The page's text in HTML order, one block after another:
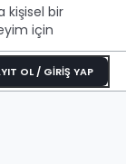
kişisel bir
için
OL / GİRİŞ YAP